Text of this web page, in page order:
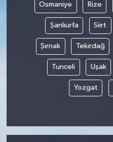
Osmaniye Rize
Şanlıurfa Siirt
Şırnak Tekirdağ
Tunceli Uşak
Yozgat